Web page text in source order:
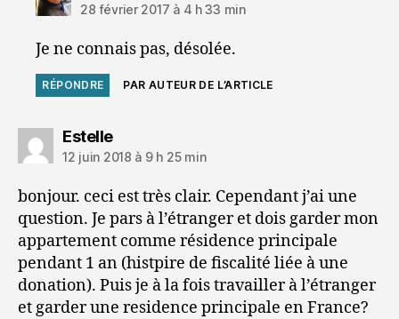
28 février 2017 à 4 h 33 min
Je ne connais pas, désolée.
RÉPONDRE PAR AUTEUR DE L’ARTICLE
Estelledit :
12 juin 2018 à 9 h 25 min
bonjour. ceci est très clair. Cependant j’ai une
question. Je pars à l’étranger et dois garder mon
appartement comme résidence principale
pendant 1 an (histpire de fiscalité liée à une
donation). Puis je à la fois travailler à l’étranger
et garder une residence principale en France?